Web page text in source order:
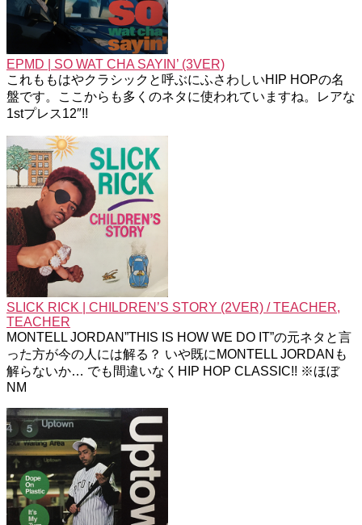
EPMD | SO WAT CHA SAYIN’ (3VER)
これももはやクラシックと呼ぶにふさわしいHIP HOPの名
盤です。ここからも多くのネタに使われていますね。レアな
1stプレス12″!!
SLICK RICK | CHILDREN’S STORY (2VER) / TEACHER,
TEACHER
MONTELL JORDAN”THIS IS HOW WE DO IT”の元ネタと言
った方が今の人には解る？ いや既にMONTELL JORDANも
解らないか… でも間違いなくHIP HOP CLASSIC!! ※ほぼ
NM